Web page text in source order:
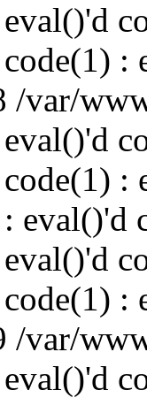
:
/var/
:
eval()'d
:
/var/